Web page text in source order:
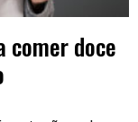
comer doce